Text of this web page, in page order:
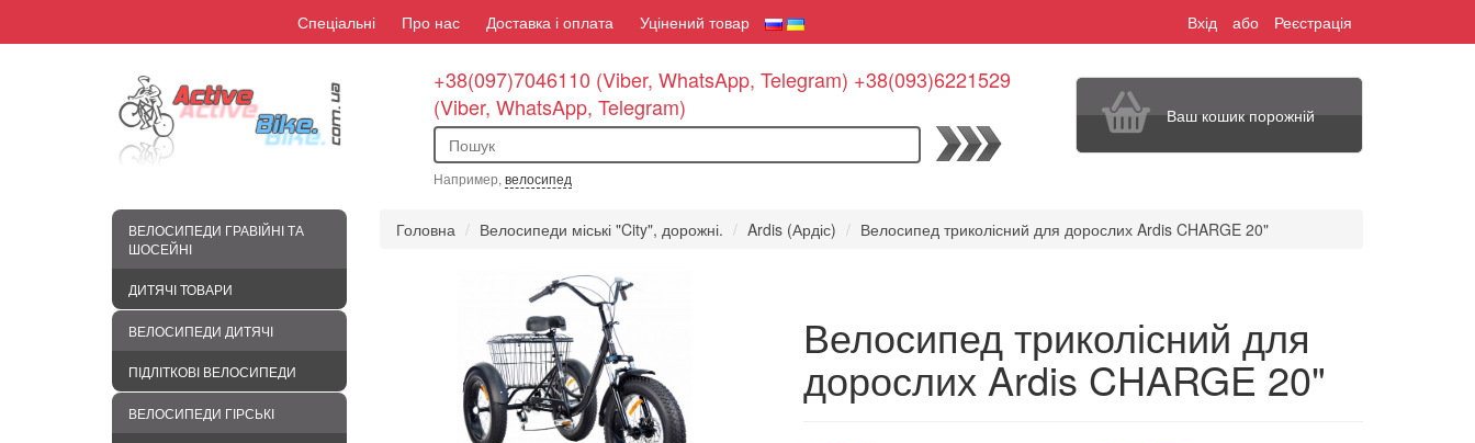
Спеціальні Про нас Доставка і оплата Уцінений товар Вхід або Реєстрація
+38(097)7046110 (Viber, WhatsApp, Telegram) +38(093)6221529
(Viber, WhatsApp, Telegram)
Пошук
Например, велосипед
Ваш кошик порожній
ВЕЛОСИПЕДИ ГРАВІЙНІ ТА
ШОСЕЙНІ
ДИТЯЧІ ТОВАРИ
ВЕЛОСИПЕДИ ДИТЯЧІ
ПІДЛІТКОВІ ВЕЛОСИПЕДИ
ВЕЛОСИПЕДИ ГІРСЬКІ
Головна Велосипеди міські "City", дорожні. Ardis (Ардіс) Велосипед триколісний для дорослих Ardis CHARGE 20"
Велосипед триколісний для
дорослих Ardis CHARGE 20"